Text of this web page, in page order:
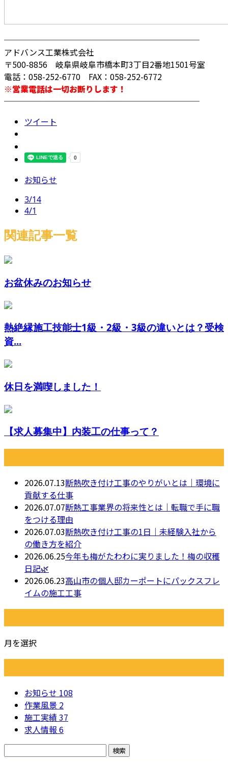
────────────────────────
アドバンス工業株式会社
〒500-8856 岐阜県岐阜市橋本町3丁目2番地1501号室
電話：058-252-6770 FAX：058-252-6772
※営業電話は一切お断りします！
────────────────────────
ツイート
お知らせ
3/14
4/1
関連記事一覧
お盆休みのお知らせ
熱絶縁施工技能士1級・2級・3級の違いとは？受検
資...
休日を満喫しました！
【求人募集中】内装工の仕事って？
2026.07.13断熱吹き付け工事のやりがいとは｜環境に
貢献する仕事
2026.07.07断熱工事業界の将来性とは｜転職で手に職
をつける理由
2026.07.03断熱吹き付け工事の1日｜未経験入社から
の働き方を紹介
2026.06.25今年も梅がたわわに実りました！梅の収穫
日記🌿
2026.06.23高山市の個人邸カーポートにパックスフレ
イムの施工工事
月を選択
お知らせ 108
作業風景 2
施工実績37
求人情報 6